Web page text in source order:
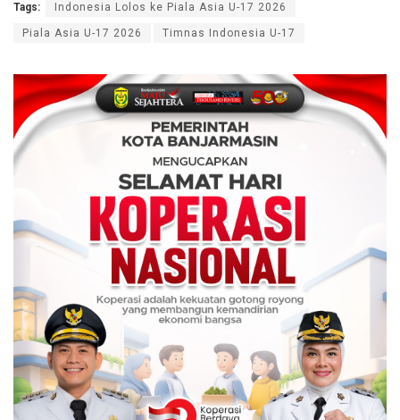
Tags: Indonesia Lolos ke Piala Asia U-17 2026
Piala Asia U-17 2026 Timnas Indonesia U-17